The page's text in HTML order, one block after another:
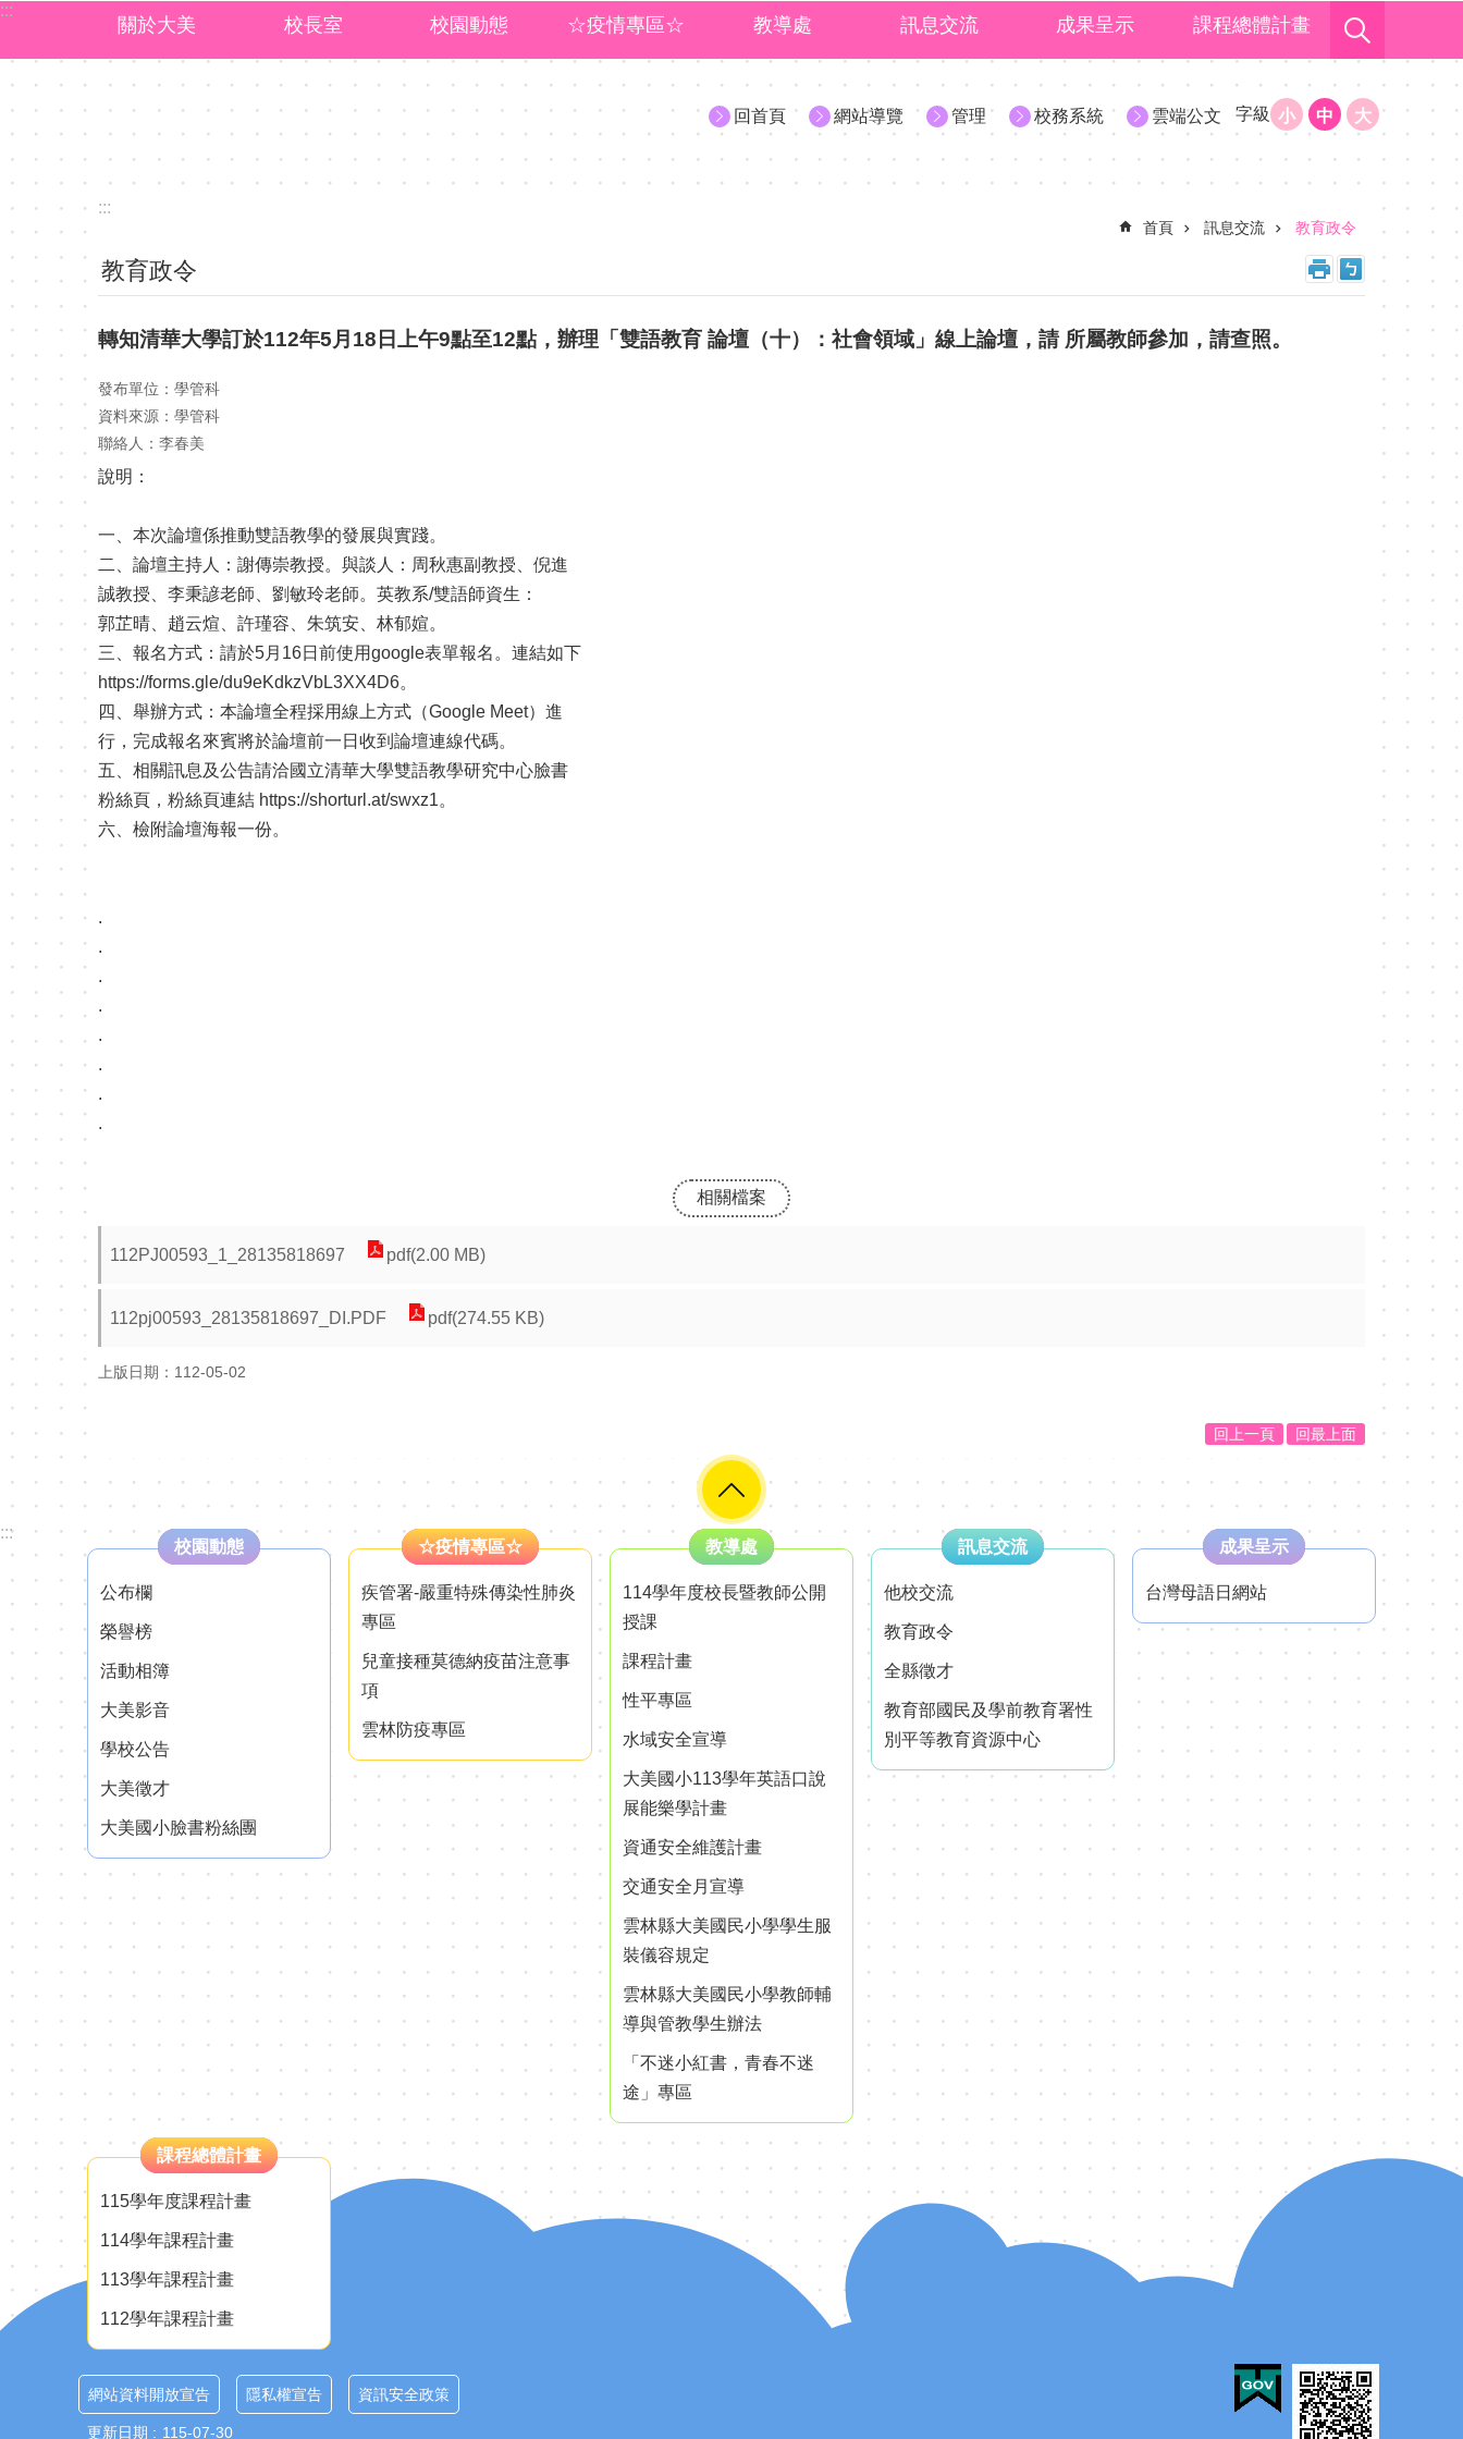
跳到主要內容區塊
:::
關於大美 校長室 校園動態 ☆疫情專區☆ 教導處 訊息交流 成果呈示 課程總體計畫
回首頁 網站導覽 管理 校務系統 雲端公文 字級 小 中 大
:::
首頁 訊息交流 教育政令
教育政令
轉知清華大學訂於112年5月18日上午9點至12點，辦理「雙語教育 論壇（十）：社會領域」線上論壇，請 所屬教師參加，請查照。
發布單位：學管科
資料來源：學管科
聯絡人：李春美
說明：
一、本次論壇係推動雙語教學的發展與實踐。
二、論壇主持人：謝傳崇教授。與談人：周秋惠副教授、倪進
誠教授、李秉諺老師、劉敏玲老師。英教系/雙語師資生：
郭芷晴、趙云煊、許瑾容、朱筑安、林郁媗。
三、報名方式：請於5月16日前使用google表單報名。連結如下
https://forms.gle/du9eKdkzVbL3XX4D6。
四、舉辦方式：本論壇全程採用線上方式（Google Meet）進
行，完成報名來賓將於論壇前一日收到論壇連線代碼。
五、相關訊息及公告請洽國立清華大學雙語教學研究中心臉書
粉絲頁，粉絲頁連結 https://shorturl.at/swxz1。
六、檢附論壇海報一份。
.
.
.
.
.
.
.
.
相關檔案
112PJ00593_1_28135818697 pdf(2.00 MB)
112pj00593_28135818697_DI.PDF pdf(274.55 KB)
上版日期：112-05-02
回上一頁 回最上面
:::
校園動態
公布欄
榮譽榜
活動相簿
大美影音
學校公告
大美徵才
大美國小臉書粉絲團
☆疫情專區☆
疾管署-嚴重特殊傳染性肺炎
專區
兒童接種莫德納疫苗注意事
項
雲林防疫專區
教導處
114學年度校長暨教師公開
授課
課程計畫
性平專區
水域安全宣導
大美國小113學年英語口說
展能樂學計畫
資通安全維護計畫
交通安全月宣導
雲林縣大美國民小學學生服
裝儀容規定
雲林縣大美國民小學教師輔
導與管教學生辦法
「不迷小紅書，青春不迷
途」專區
訊息交流
他校交流
教育政令
全縣徵才
教育部國民及學前教育署性
別平等教育資源中心
成果呈示
台灣母語日網站
課程總體計畫
115學年度課程計畫
114學年課程計畫
113學年課程計畫
112學年課程計畫
網站資料開放宣告 隱私權宣告 資訊安全政策
更新日期 115-07-30